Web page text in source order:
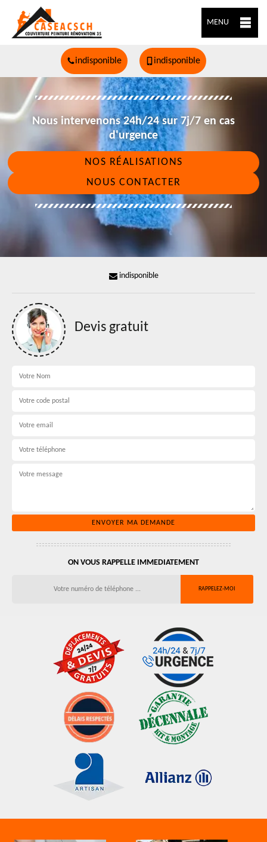
MENU
indisponible indisponible
Nous intervenons 24h/24 sur 7j/7 en cas
d'urgence
NOS RÉALISATIONS
NOUS CONTACTER
indisponible
Devis gratuit
ON VOUS RAPPELLE IMMEDIATEMENT